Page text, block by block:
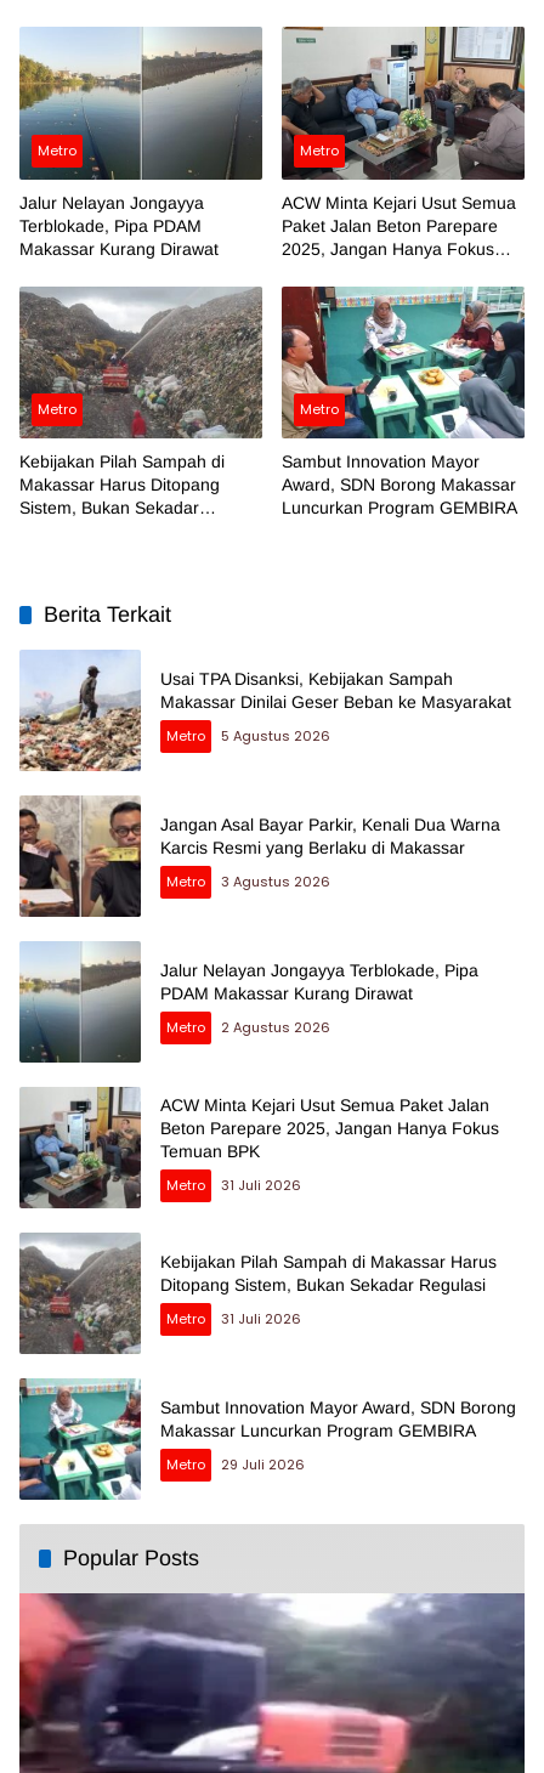
Metro
Jalur Nelayan Jongayya
Terblokade, Pipa PDAM
Makassar Kurang Dirawat
Metro
ACW Minta Kejari Usut Semua
Paket Jalan Beton Parepare
2025, Jangan Hanya Fokus
Metro
Kebijakan Pilah Sampah di
Makassar Harus Ditopang
Sistem, Bukan Sekadar
Metro
Sambut Innovation Mayor
Award, SDN Borong Makassar
Luncurkan Program GEMBIRA
Berita Terkait
Usai TPA Disanksi, Kebijakan Sampah
Makassar Dinilai Geser Beban ke Masyarakat
Metro
5 Agustus 2026
Jangan Asal Bayar Parkir, Kenali Dua Warna
Karcis Resmi yang Berlaku di Makassar
Metro
3 Agustus 2026
Jalur Nelayan Jongayya Terblokade, Pipa
PDAM Makassar Kurang Dirawat
Metro
2 Agustus 2026
ACW Minta Kejari Usut Semua Paket Jalan
Beton Parepare 2025, Jangan Hanya Fokus
Temuan BPK
Metro
31 Juli 2026
Kebijakan Pilah Sampah di Makassar Harus
Ditopang Sistem, Bukan Sekadar Regulasi
Metro
31 Juli 2026
Sambut Innovation Mayor Award, SDN Borong
Makassar Luncurkan Program GEMBIRA
Metro
29 Juli 2026
Popular Posts